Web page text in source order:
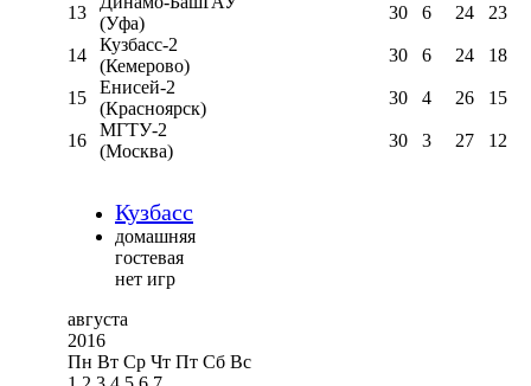
13
(Уфа)
30 6 24 23
14
Кузбасс-2
(Кемерово)
30 6 24 18
15
Енисей-2
(Красноярск)
30 4 26 15
16
МГТУ-2
(Москва)
30 3 27 12
Кузбасс
домашняя
гостевая
нет игр
августа
2016
Пн Вт Ср Чт Пт Сб Вс